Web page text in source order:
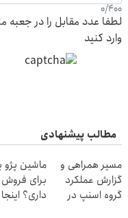
0/400
لطفا عدد مقابل را در جعبه
وارد کنید
مطالب پیشنهادی
مسیر همراهی و
گزارش عملکرد
گروه اسنپ در
ماشین پژو
برای فروش
داری؟ اینجا